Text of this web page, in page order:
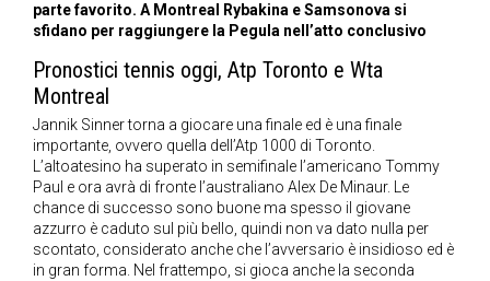
parte favorito. A Montreal Rybakina e Samsonova si
sfidano per raggiungere la Pegula nell’atto conclusivo
Pronostici tennis oggi, Atp Toronto e Wta
Montreal
Jannik Sinner torna a giocare una finale ed è una finale
importante, ovvero quella dell’Atp 1000 di Toronto.
L’altoatesino ha superato in semifinale l’americano Tommy
Paul e ora avrà di fronte l’australiano Alex De Minaur. Le
chance di successo sono buone ma spesso il giovane
azzurro è caduto sul più bello, quindi non va dato nulla per
scontato, considerato anche che l’avversario è insidioso ed è
in gran forma. Nel frattempo, si gioca anche la seconda